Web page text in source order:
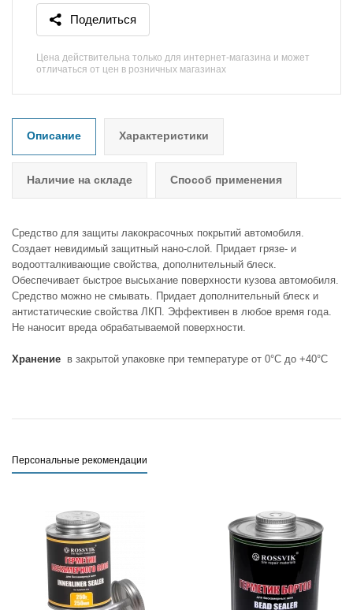
Поделиться
Цена действительна только для интернет-магазина и может
отличаться от цен в розничных магазинах
Описание Характеристики
Наличие на складе Способ применения
Средство для защиты лакокрасочных покрытий автомобиля.
Создает невидимый защитный нано-слой. Придает грязе- и
водоотталкивающие свойства, дополнительный блеск.
Обеспечивает быстрое высыхание поверхности кузова автомобиля.
Средство можно не смывать. Придает дополнительный блеск и
антистатические свойства ЛКП. Эффективен в любое время года.
Не наносит вреда обрабатываемой поверхности.
Хранение в закрытой упаковке при температуре от 0°С до +40°С
Персональные рекомендации